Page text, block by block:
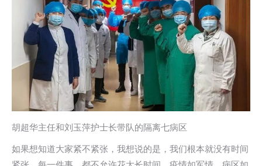
胡超华主任和刘玉萍护士长带队的隔离七病区
如果想知道大家紧不紧张，我想说的是，我们根本就没有时间